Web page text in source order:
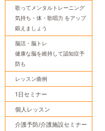
歌ってメンタルトレーニング
気持ち・体・歌唱力 をアップ
鍛えましょう
脳活・脳トレ
健康な脳を維持して認知症予
防も
レッスン曲例
1日セミナー
個人レッスン
介護予防/介護施設セミナー